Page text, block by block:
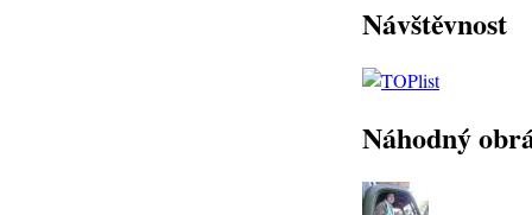
Návštěvnost
Náhodný